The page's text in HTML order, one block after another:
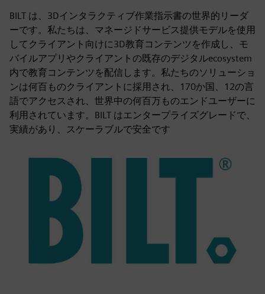
BILT は、3Dインタラクティブ作業指示書の世界的リーダ
ーです。私たちは、マネージドサービス提供モデルを使用
してクライアント向けに3D教育コンテンツを作成し、モ
バイルアプリやクライアントの既存のデジタルecosystem
内で教育コンテンツを配信します。私たちのソリューショ
ンは何百ものクライアントに採用され、170か国、12の言
語でアクセスされ、世界中の何百万ものエンドユーザーに
利用されています。BILT はエンタープライズグレードで、
実績があり、スケーラブルで安全です